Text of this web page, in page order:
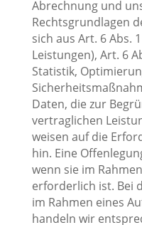
Abrechnung und
Rechtsgrundlagen
sich aus Art. 6 Abs.
Leistungen), Art. 6
Statistik,
Daten, die zur
vertraglichen
weisen auf die
hin. Eine
wenn sie im
erforderlich ist. Bei
im Rahmen eines
handeln wir